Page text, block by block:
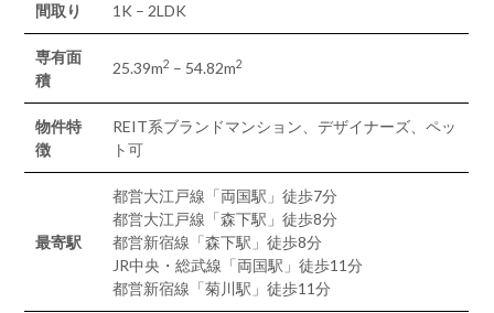
間取り 1K – 2LDK
専有面
積
25.39m2 – 54.82m2
物件特
徴
REIT系ブランドマンション、デザイナーズ、ペッ
ト可
最寄駅
都営大江戸線「両国駅」徒歩7分
都営大江戸線「森下駅」徒歩8分
都営新宿線「森下駅」徒歩8分
JR中央・総武線「両国駅」徒歩11分
都営新宿線「菊川駅」徒歩11分